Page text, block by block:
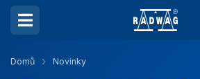
Domů Novinky